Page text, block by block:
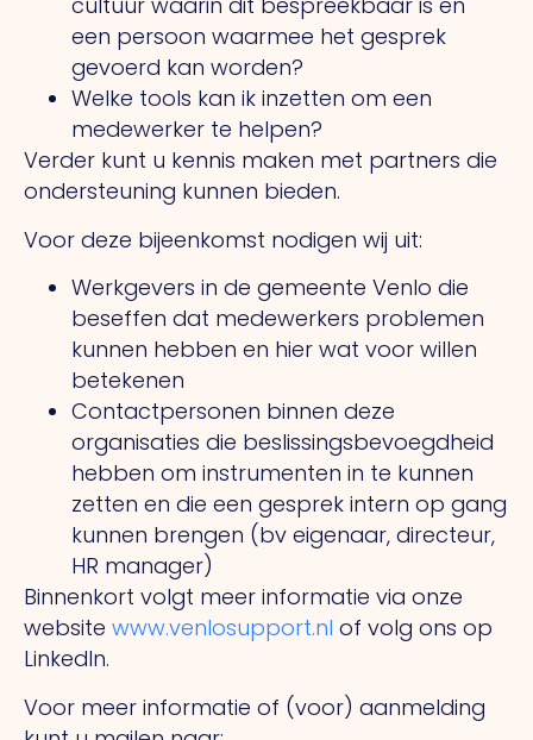
een persoon waarmee het gesprek
gevoerd kan worden?
Welke tools kan ik inzetten om een
medewerker te helpen?
Verder kunt u kennis maken met partners die
ondersteuning kunnen bieden.
Voor deze bijeenkomst nodigen wij uit:
Werkgevers in de gemeente Venlo die
beseffen dat medewerkers problemen
kunnen hebben en hier wat voor willen
betekenen
Contactpersonen binnen deze
organisaties die beslissingsbevoegdheid
hebben om instrumenten in te kunnen
zetten en die een gesprek intern op gang
kunnen brengen (bv eigenaar, directeur,
HR manager)
Binnenkort volgt meer informatie via onze
website www.venlosupport.nl of volg ons op
LinkedIn.
Voor meer informatie of (voor) aanmelding